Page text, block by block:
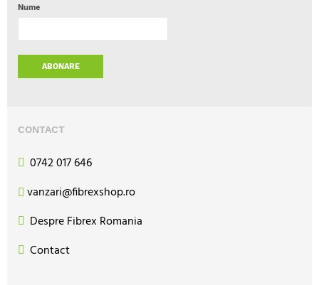
Nume
ABONARE
CONTACT
0742 017 646
vanzari@fibrexshop.ro
Despre Fibrex Romania
Contact